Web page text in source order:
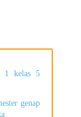
1 kelas 5
genap